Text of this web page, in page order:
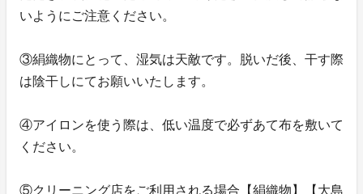
いようにご注意ください。
③絹織物にとって、湿気は天敵です。脱いだ後、干す際
は陰干しにてお願いいたします。
④アイロンを使う際は、低い温度で必ずあて布を敷いて
ください。
⑤クリーニング店をご利用される場合【絹織物】【大島